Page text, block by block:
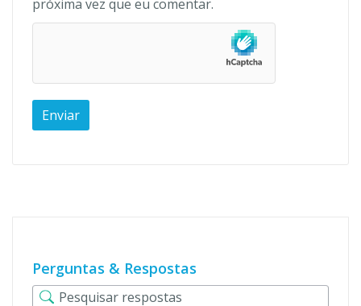
próxima vez que eu comentar.
Perguntas & Respostas